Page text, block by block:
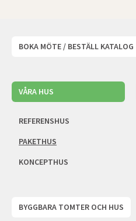
BOKA MÖTE / BESTÄLL KATALOG
VÅRA HUS
REFERENSHUS
PAKETHUS
KONCEPTHUS
BYGGBARA TOMTER OCH HUS